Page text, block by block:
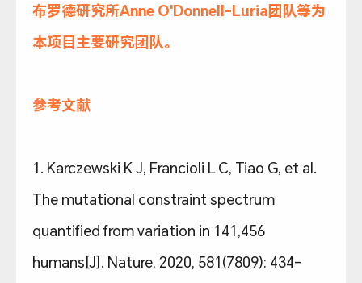
布罗德研究所Anne O'Donnell-Luria团队等为
本项目主要研究团队。
参考文献
1. Karczewski K J, Francioli L C, Tiao G, et al.
The mutational constraint spectrum
quantified from variation in 141,456
humans[J]. Nature, 2020, 581(7809): 434-